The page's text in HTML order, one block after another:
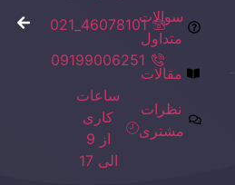
سوالات
متداول
مقالات
نظرات
مشتری
46078101_021
09199006251
ساعات
کاری
از 9
الی 17